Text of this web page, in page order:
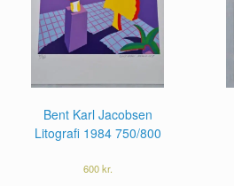
Bent Karl Jacobsen
Litografi 1984 750/800
600kr.